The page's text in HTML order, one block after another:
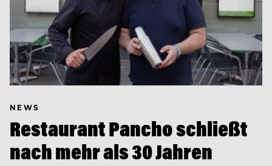
NEWS
Restaurant Pancho schließt
nach mehr als 30 Jahren